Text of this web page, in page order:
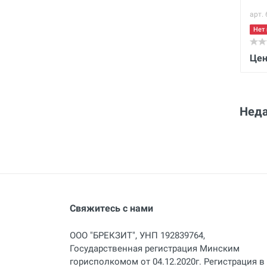
арт.
Нет
Свяжитесь с нами
ООО "БРЕКЗИТ", УНП 192839764,
Государственная регистрация Минским
горисполкомом от 04.12.2020г. Регистрация в